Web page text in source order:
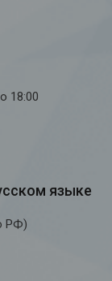
18:00
языке
РФ)